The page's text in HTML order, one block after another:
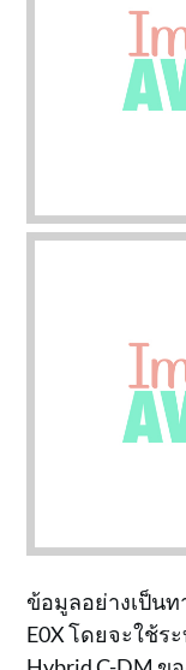
ข้อมูลอย่างเป็น
E0X โดยจะใช้ร